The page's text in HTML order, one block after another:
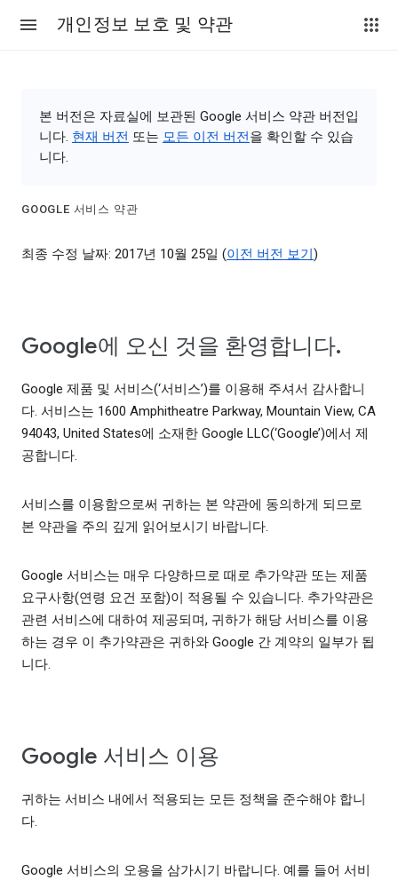
개인정보 보호 및 약관
본 버전은 자료실에 보관된 Google 서비스 약관 버전입
니다. 현재 버전 또는 모든 이전 버전을 확인할 수 있습
니다.
GOOGLE 서비스 약관
최종 수정 날짜: 2017년 10월 25일 (이전 버전 보기)
Google에 오신 것을 환영합니다.
Google 제품 및 서비스(‘서비스’)를 이용해 주셔서 감사합니
다. 서비스는 1600 Amphitheatre Parkway, Mountain View, CA
94043, United States에 소재한 Google LLC(‘Google’)에서 제
공합니다.
서비스를 이용함으로써 귀하는 본 약관에 동의하게 되므로
본 약관을 주의 깊게 읽어보시기 바랍니다.
Google 서비스는 매우 다양하므로 때로 추가약관 또는 제품
요구사항(연령 요건 포함)이 적용될 수 있습니다. 추가약관은
관련 서비스에 대하여 제공되며, 귀하가 해당 서비스를 이용
하는 경우 이 추가약관은 귀하와 Google 간 계약의 일부가 됩
니다.
Google 서비스 이용
귀하는 서비스 내에서 적용되는 모든 정책을 준수해야 합니
다.
Google 서비스의 오용을 삼가시기 바랍니다. 예를 들어 서비